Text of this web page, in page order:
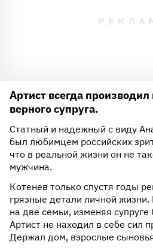
Артист всегда производил
верного супруга.
Статный и надежный с виду
был любимцем российских
что в реальной жизни он не
мужчина.
Котенев только спустя годы
грязные детали личной
на две семьи, изменяя
Артист не находил в себе сил
Держал дом, взрослые